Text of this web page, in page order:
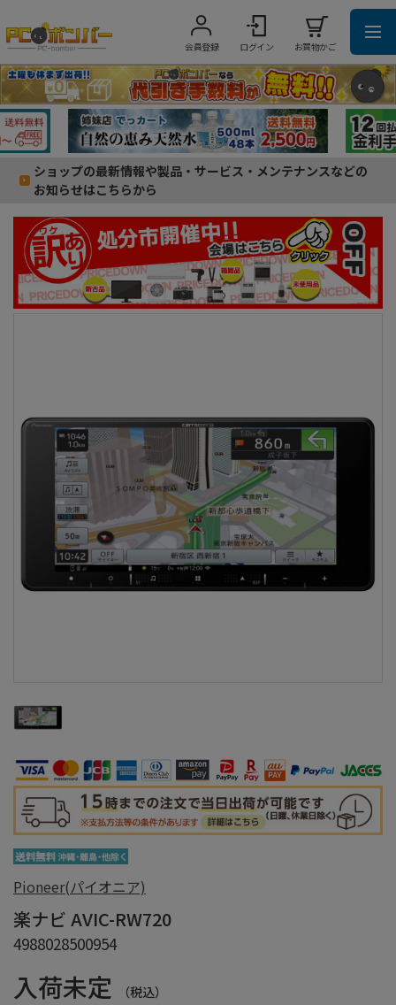
会員登録 ログイン お買物かご
ショップの最新情報や製品・サービス・メンテナンスなどの
お知らせはこちらから
Pioneer(パイオニア)
楽ナビ AVIC-RW720
4988028500954
入荷未定 （税込）